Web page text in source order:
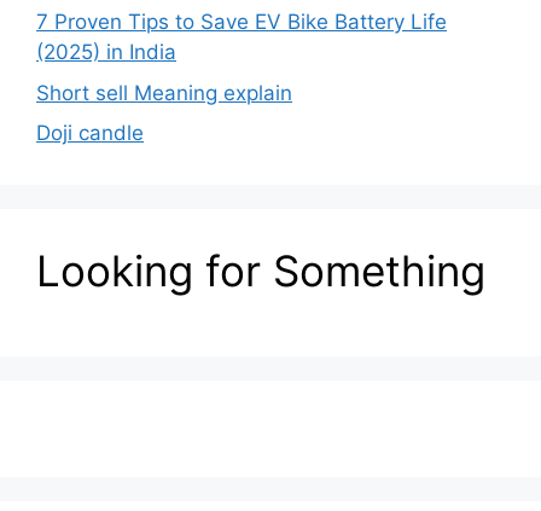
7 Proven Tips to Save EV Bike Battery Life
(2025) in India
Short sell Meaning explain
Doji candle
Looking for Something